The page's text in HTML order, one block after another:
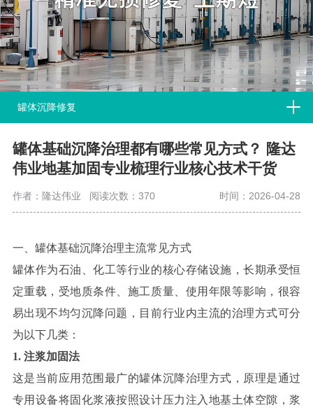
罐体沉降修复
罐体基础沉降治理都有哪些常见方式？ 隆达
伟业地基加固专业梳理行业核心技术干货
作者：隆达伟业 阅读次数：370 时间：2026-04-28
一、罐体基础沉降治理主流常见方式
罐体作为石油、化工等行业的核心存储设施，长期承受恒
定重载，受地质条件、施工质量、使用年限等影响，很容
易出现不均匀沉降问题，目前行业内主流的治理方式可分
为以下几类：
1. 注浆加固法
这是当前应用范围最广的罐体沉降治理方式，原理是通过
专用设备将固化浆液按照设计压力注入地基土体空隙，浆